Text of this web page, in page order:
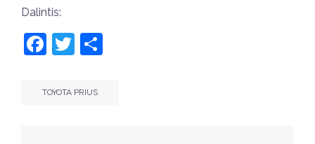
Dalintis:
Facebook
Twitter
TOYOTA PRIUS